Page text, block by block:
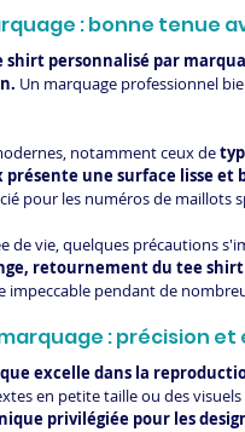
: bonne tenue
personnalisé par
Un marquage professionnel
notamment ceux de
présente une surface lisse et
pour les numéros de maillots
de vie, quelques précautions
retournement du tee
impeccable pendant de
: précision et
excelle dans la
en petite taille ou des
privilégiée pour les